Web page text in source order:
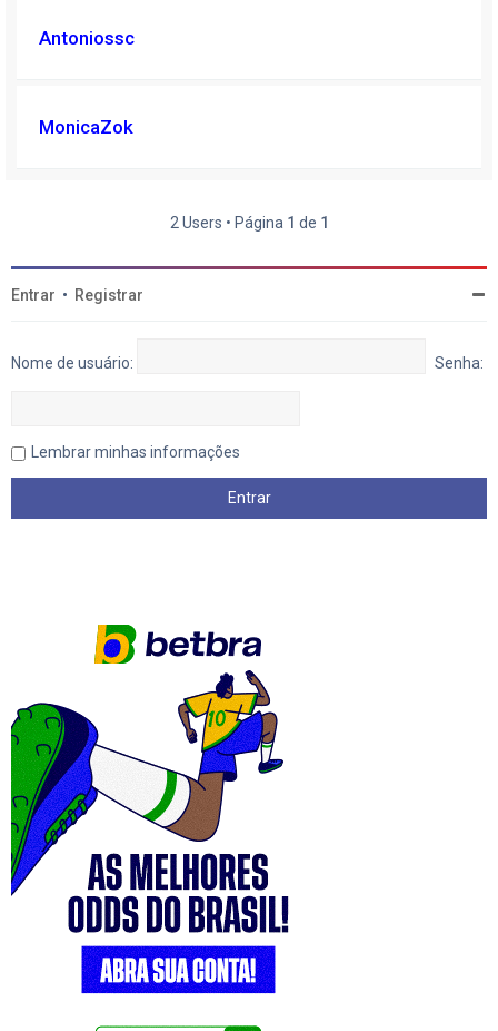
Antoniossc
MonicaZok
2 Users • Página 1 de 1
Entrar • Registrar
Nome de usuário: Senha:
Lembrar minhas informações